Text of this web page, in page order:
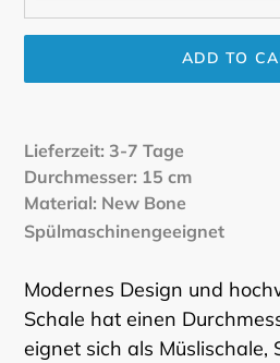
ADD TO
to
your
cart
Lieferzeit: 3-7 Tage
Durchmesser: 15 cm
Material: New Bone
Spülmaschinengeeignet
Modernes Design und
Schale hat einen
eignet sich als Müslischale,